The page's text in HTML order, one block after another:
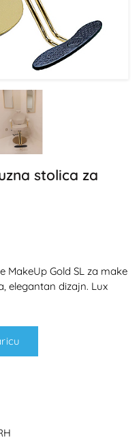
stolica za
MakeUp Gold SL za make
elegantan dizajn. Lux